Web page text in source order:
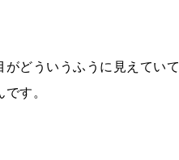
がどういうふうに見えてい
す。